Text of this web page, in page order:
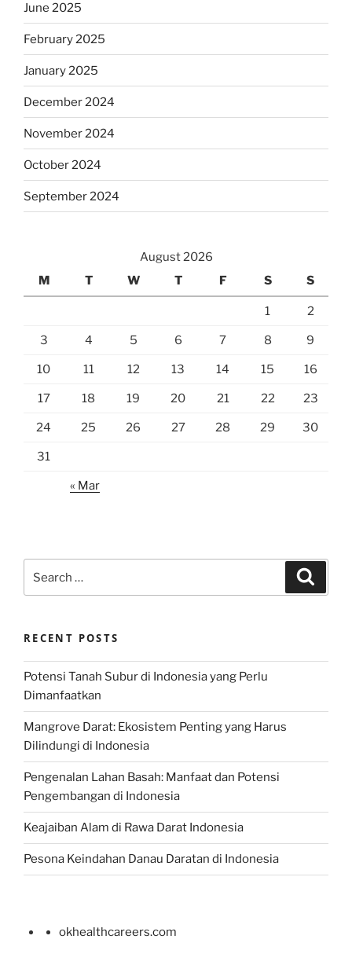
June 2025
February 2025
January 2025
December 2024
November 2024
October 2024
September 2024
August 2026
M
T W T F S S
1 2
3 4 5 6 7 8 9
10 11 12 13 14 15 16
17 18 19 20 21 22 23
24 25 26 27 28 29 30
31
« Mar
for:
RECENT POSTS
Potensi Tanah Subur di Indonesia yang Perlu
Dimanfaatkan
Mangrove Darat: Ekosistem Penting yang Harus
Dilindungi di Indonesia
Pengenalan Lahan Basah: Manfaat dan Potensi
Pengembangan di Indonesia
Keajaiban Alam di Rawa Darat Indonesia
Pesona Keindahan Danau Daratan di Indonesia
okhealthcareers.com